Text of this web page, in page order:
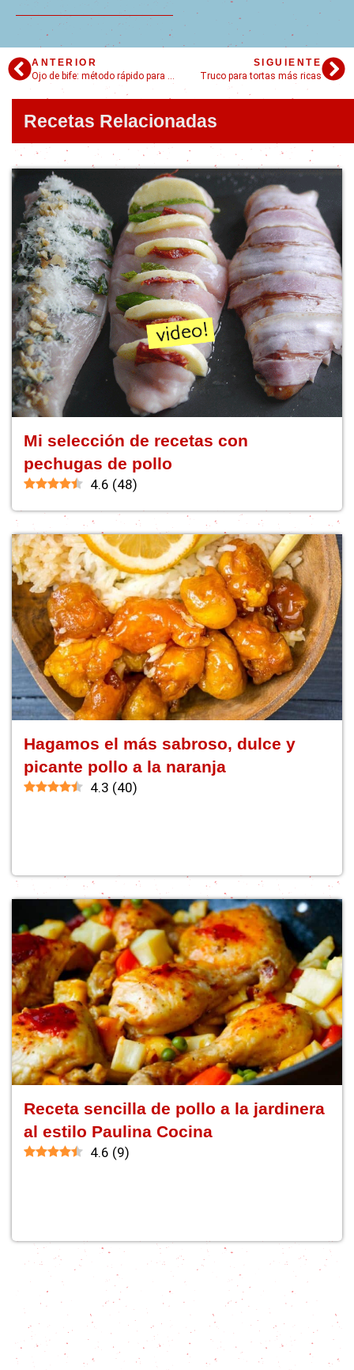
ANTERIOR
SIGUIENTE
Truco para tortas más ricas
Recetas Relacionadas
Mi selección de recetas con
pechugas de pollo
4.6 (48)
Hagamos el más sabroso, dulce y
picante pollo a la naranja
4.3 (40)
Receta sencilla de pollo a la jardinera
al estilo Paulina Cocina
4.6 (9)